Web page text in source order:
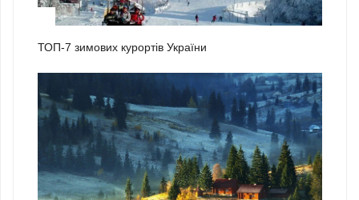
ТОП-7 зимових курортів України